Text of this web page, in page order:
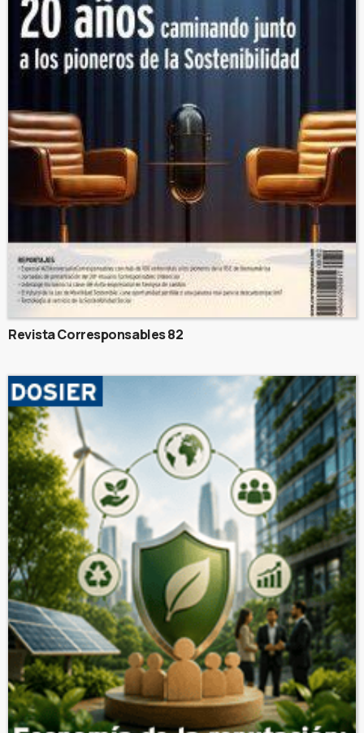
Revista Corresponsables 82